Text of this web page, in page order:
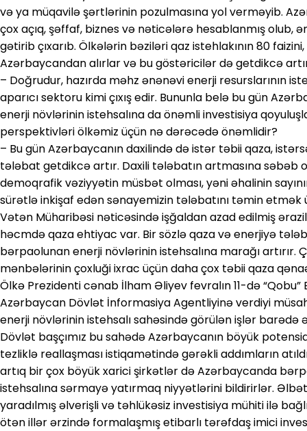
və ya müqavilə şərtlərinin pozulmasına yol verməyib.
çox açıq, şəffaf, biznes və nəticələrə hesablanmış olub,
gətirib çıxarıb. Ölkələrin bəziləri qaz istehlakının 80
Azərbaycandan alırlar və bu göstəricilər də getdikcə
– Doğrudur, hazırda məhz ənənəvi enerji resurslarının
aparıcı sektoru kimi çıxış edir. Bununla belə bu gün
enerji növlərinin istehsalına da önəmli investisiya
perspektivləri ölkəmiz üçün nə dərəcədə önəmlidir?
– Bu gün Azərbaycanın daxilində də istər təbii qaza,
tələbat getdikcə artır. Daxili tələbatın artmasına
demoqrafik vəziyyətin müsbət olması, yəni əhalinin
sürətlə inkişaf edən sənayemizin tələbatını təmin
Vətən Müharibəsi nəticəsində işğaldan azad edilmiş
həcmdə qaza ehtiyac var. Bir sözlə qaza və enerjiyə
bərpaolunan enerji növlərinin istehsalına marağı artırır.
mənbələrinin çoxluği ixrac üçün daha çox təbii qaza
Ölkə Prezidenti cənab İlham Əliyev fevralın 11-də “Qobu”
Azərbaycan Dövlət İnformasiya Agentliyinə verdiyi
enerji növlərinin istehsalı sahəsində görülən işlər barədə
Dövlət başçımız bu sahədə Azərbaycanın böyük
tezliklə reallaşması istiqamətində gərəkli addımların
artıq bir çox böyük xarici şirkətlər də Azərbaycanda
istehsalına sərmayə yatırmaq niyyətlərini bildirirlər.
yaradılmış əlverişli və təhlükəsiz investisiya mühiti ilə
ötən illər ərzində formalaşmış etibarlı tərəfdaş imici